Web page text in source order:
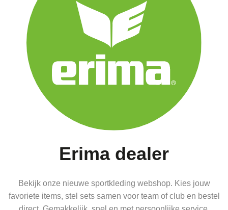
Erima dealer
Bekijk onze nieuwe sportkleding webshop. Kies jouw
favoriete items, stel sets samen voor team of club en bestel